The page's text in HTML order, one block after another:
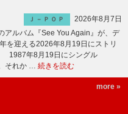
Ｊ－ＰＯＰ
2026年8月7日
アルバム『See You Again』が、デ
を迎える2026年8月19日にストリ
1987年8月19日にシングル
それか … 続きを読む
more »